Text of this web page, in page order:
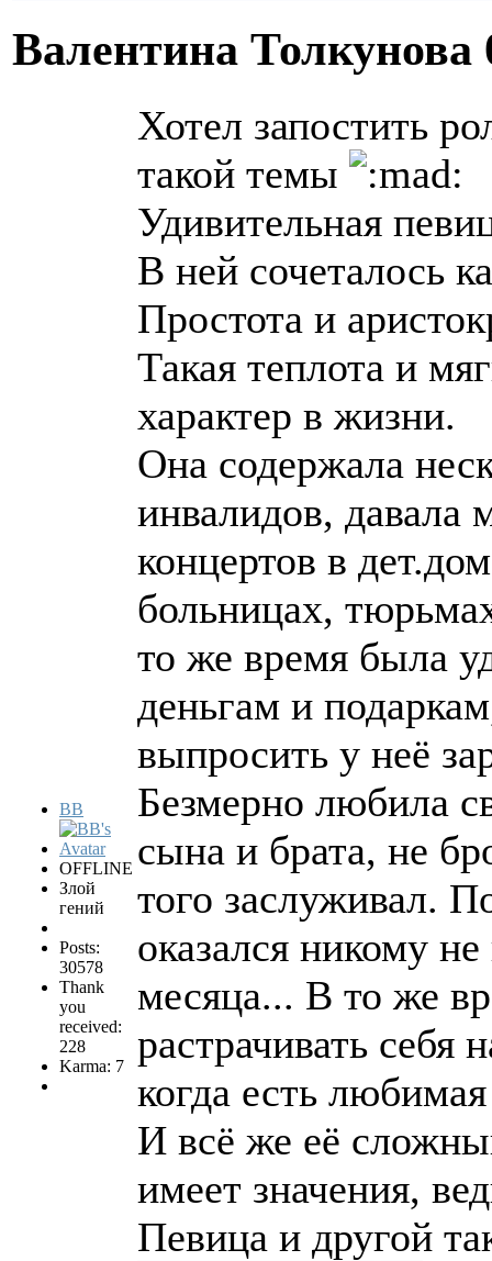
Валентина Толкунова
BB
OFFLINE
Злой
гений
Posts:
30578
Thank
you
received:
228
Karma: 7
Хотел запостить
такой темы
Удивительная
В ней сочеталось
Простота и
Такая теплота и
характер в жизни.
Она содержала
инвалидов, давала
концертов в
больницах,
то же время была
деньгам и
выпросить у неё
Безмерно любила
сына и брата, не
того заслуживал.
оказался никому
месяца... В то же
растрачивать себя
когда есть
И всё же её
имеет значения,
Певица и другой